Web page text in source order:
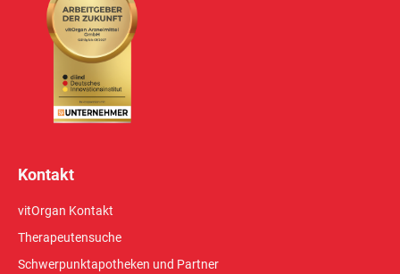
Kontakt
vitOrgan Kontakt
Therapeutensuche
Schwerpunktapotheken und Partner